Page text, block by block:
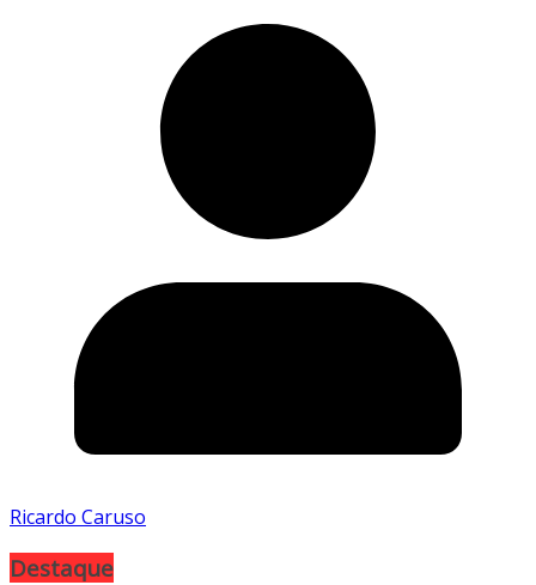
Ricardo Caruso
Destaque